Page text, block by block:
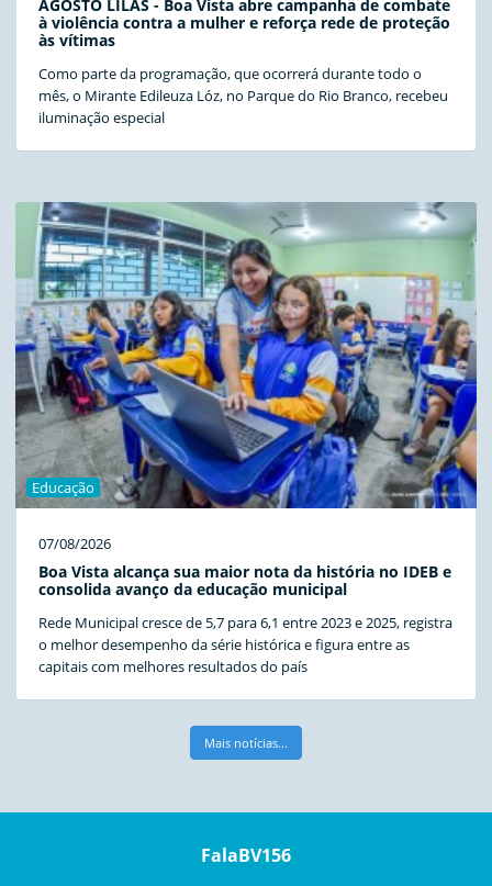
AGOSTO LILÁS - Boa Vista abre campanha de combate
à violência contra a mulher e reforça rede de proteção
às vítimas
Como parte da programação, que ocorrerá durante todo o
mês, o Mirante Edileuza Lóz, no Parque do Rio Branco, recebeu
iluminação especial
Educação
07/08/2026
Boa Vista alcança sua maior nota da história no IDEB e
consolida avanço da educação municipal
Rede Municipal cresce de 5,7 para 6,1 entre 2023 e 2025, registra
o melhor desempenho da série histórica e figura entre as
capitais com melhores resultados do país
Mais notícias...
FalaBV156